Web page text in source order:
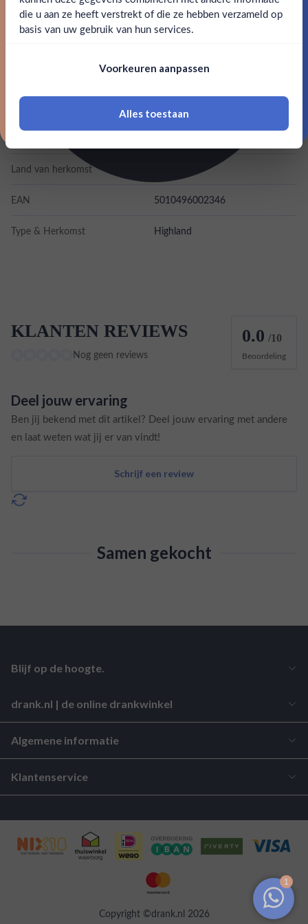
Ja Nee
18 jaar of ouder zijn
SPECIFICATIES
48.00%
Glen Garioch
Land van herkomst
EAN 5010496002346
Type & Herkomst Highland
KLANTEN REVIEWS
Nog geen reviews
0.0 /10
Beoordeling
Deel jouw ervaring
Ben jij bekend met dit artikel? Deel jouw ervaring met andere
en laat weten wat jij er van vindt!
Schrijf een review
Samen gekocht
drank.nl | de online drankwinkel
Algemene informatie
Klantenservice
Blijf op de hoogte.
Copyright ©drank.nl 2026
die u aan ze heeft verstrekt of die ze hebben verzameld op
basis van uw gebruik van hun services.
Voorkeuren aanpassen
Alles toestaan
Claim mijn korting